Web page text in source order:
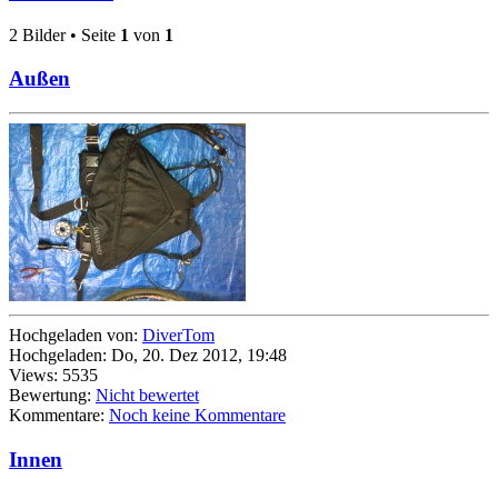
2 Bilder • Seite 1 von 1
Außen
Hochgeladen von: DiverTom
Hochgeladen: Do, 20. Dez 2012, 19:48
Views: 5535
Bewertung: Nicht bewertet
Kommentare: Noch keine Kommentare
Innen